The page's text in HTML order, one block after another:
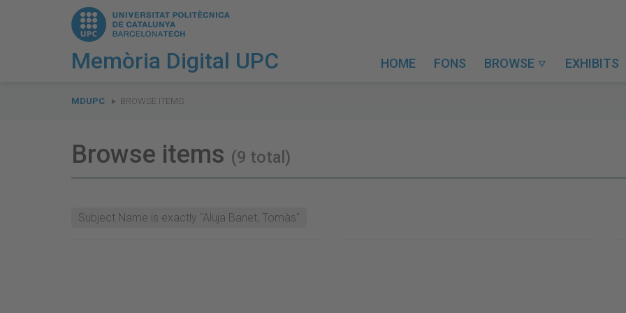
Memòria Digital UPC HOME FONS BROWSE  EXHIBITS
are
MDUPC BROWSE ITEMS
Browse items (9 total)
Subject Name is exactly "Aluja Banet, Tomàs"